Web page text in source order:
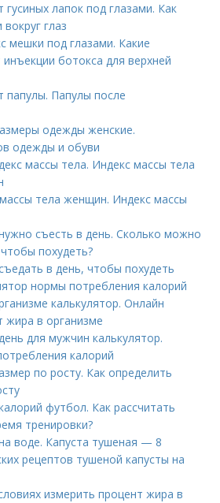
гусиных лапок под глазами. Как
глаз
мешки под глазами. Какие
ботокса для верхней
папулы. Папулы после
одежды женские.
одежды и обуви
массы тела. Индекс массы тела
тела женщин. Индекс массы
съесть в день. Сколько можно
похудеть?
в день, чтобы похудеть
нормы потребления калорий
калькулятор. Онлайн
жира в организме
для мужчин калькулятор.
калорий
по росту. Как определить
футбол. Как рассчитать
тренировки?
воде. Капуста тушеная — 8
рецептов тушеной капусты на
измерить процент жира в